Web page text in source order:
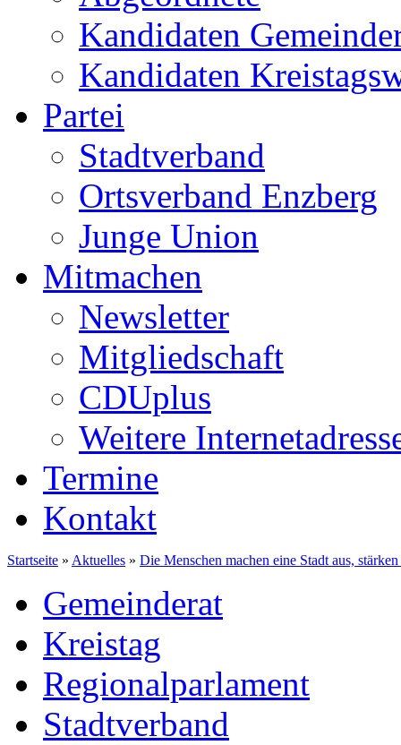
Kandidaten
Kandidaten
Partei
Stadtverband
Ortsverband Enzberg
Junge Union
Mitmachen
Newsletter
Mitgliedschaft
CDUplus
Weitere
Termine
Kontakt
Startseite » Aktuelles » Die Menschen machen eine Stadt aus,
Gemeinderat
Kreistag
Regionalparlament
Stadtverband